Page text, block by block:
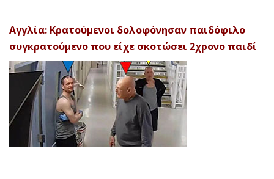
Αγγλία: Κρατούμενοι δολοφόνησαν παιδόφιλο
συγκρατούμενο που είχε σκοτώσει 2χρονο παιδί